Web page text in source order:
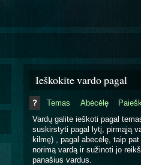
Ieškokite vardo pagal
? Temas Abėcėlę
Vardų galite ieškoti pagal
suskirstyti pagal lytį, pirmąją
kilmę) , pagal abėcėlę, taip
norimą vardą ir sužinoti jo
panašius vardus.